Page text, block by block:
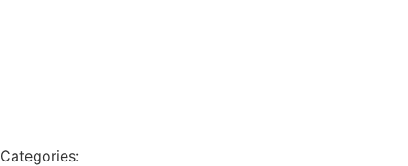
Categories: